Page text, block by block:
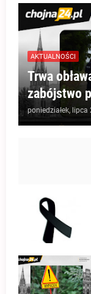
AKTUALNOŚCI
Trwa
zabójstwo
poniedziałek, lipca